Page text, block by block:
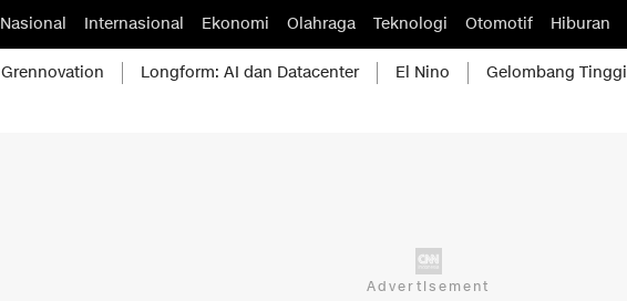
Nasional Internasional Ekonomi Olahraga Teknologi Otomotif Hiburan
Grennovation Longform: AI dan Datacenter El Nino Gelombang Tinggi